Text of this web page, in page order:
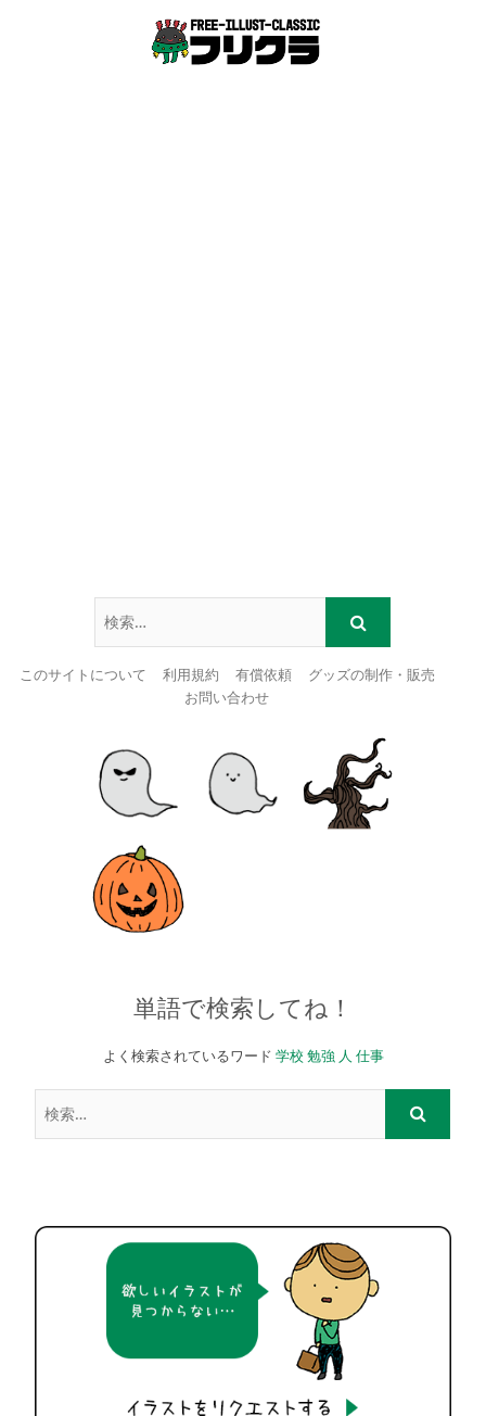
このサイトについて 利用規約 有償依頼
グッズの制作・販売
お問い合わせ
content
単語で検索してね！
よく検索されているワード 学校 勉強 人 仕事